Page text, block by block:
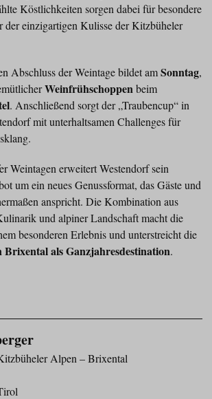
Köstlichkeiten sorgen dabei für besondere
der einzigartigen Kulisse der Kitzbüheler
Abschluss der Weintage bildet amSonntag,
Weinfrühschoppenbeim
. Anschließend sorgt der „Traubencup“ in
mit unterhaltsamen Challenges für
Weintagen erweitert Westendorf sein
um ein neues Genussformat, das Gäste und
anspricht. Die Kombination aus
und alpiner Landschaft macht die
besonderen Erlebnis und unterstreicht die
als Ganzjahresdestination.
Alpen – Brixental